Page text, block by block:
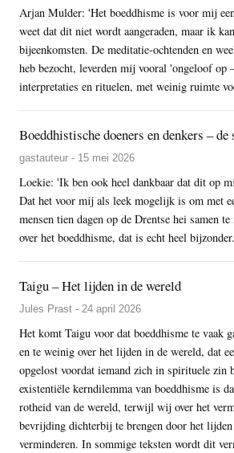
Arjan Mulder: 'Het boeddhisme is voor mij
weet dat dit niet wordt aangeraden, maar ik
bijeenkomsten. De meditatie-ochtenden en
heb bezocht, leverden mij vooral 'ongeloof op
interpretaties en rituelen, met weinig ruimte
Boeddhistische doeners en denkers –
gastauteur - 15 mei 2026
Loekie: 'Ik ben ook heel dankbaar dat dit op
Dat het voor mij als leek mogelijk is om met
mensen tien dagen op de Drentse hei samen
over het boeddhisme, dat is echt heel
Taigu – Het lijden in de wereld
Jules Prast - 24 april 2026
Het komt Taigu voor dat boeddhisme te vaak
en te weinig over het lijden in de wereld, dat
opgelost voordat iemand zich in spirituele zin
existentiële kerndilemma van boeddhisme is
rotheid van de wereld, terwijl wij over het
bevrijding dichterbij te brengen door het lijden
verminderen. In sommige teksten wordt dit